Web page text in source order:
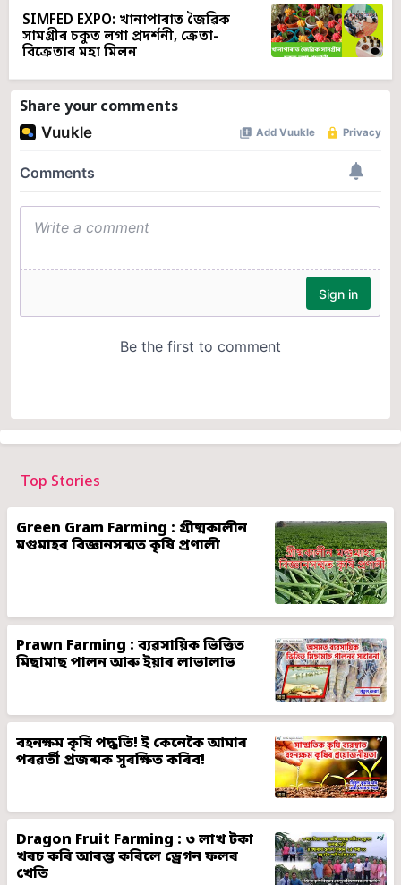
SIMFED EXPO: খানাপাৰাত জৈৱিক
সামগ্ৰীৰ চকুত লগা প্ৰদৰ্শনী, ক্ৰেতা-
বিক্ৰেতাৰ মহা মিলন
Share your comments
Top Stories
Green Gram Farming : গ্ৰীষ্মকালীন
মগুমাহৰ বিজ্ঞানসন্মত কৃষি প্ৰণালী
Prawn Farming : ব্যৱসায়িক ভিত্তিত
মিছামাছ পালন আৰু ইয়াৰ লাভালাভ
বহনক্ষম কৃষি পদ্ধতি! ই কেনেকৈ আমাৰ
পৰৱৰ্তী প্ৰজন্মক সুৰক্ষিত কৰিব!
Dragon Fruit Farming : ৩ লাখ টকা
খৰচ কৰি আৰম্ভ কৰিলে ড্ৰেগন ফলৰ
খেতি